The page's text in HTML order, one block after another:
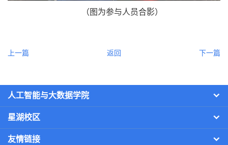
（图为参与人员合影）
上一篇 返回 下一篇
人工智能与大数据学院
星湖校区
友情链接